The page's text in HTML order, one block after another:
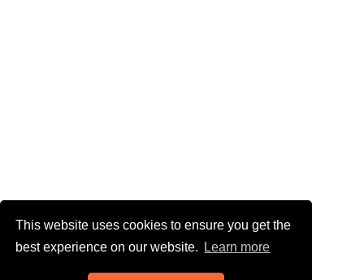
This website uses cookies to ensure you get the
best experience on our website.
Learn more